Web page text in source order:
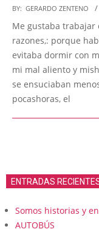
2025-
10-
BY: GERARDO ZENTENO
Me gustaba trabajar
razones,: porque
evitaba dormir con
mi mal aliento y
se ensuciaban
pocashoras, el
ENTRADAS
Somos historias y
AUTOBÚS